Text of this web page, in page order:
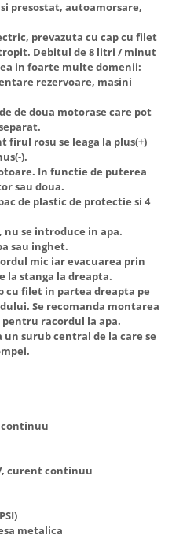
presostat, autoamorsare,
prevazuta cu cap cu filet
Debitul de 8 litri / minut
in foarte multe domenii:
rezervoare, masini
de doua motorase care pot
rosu se leaga la plus(+)
).
In functie de puterea
sau doua.
de plastic de protectie si 4
nu se introduce in apa.
sau inghet.
mic iar evacuarea prin
la stanga la dreapta.
cu filet in partea dreapta pe
Se recomanda montarea
racordul la apa.
surub central de la care se
continuu
curent continuu
metalica